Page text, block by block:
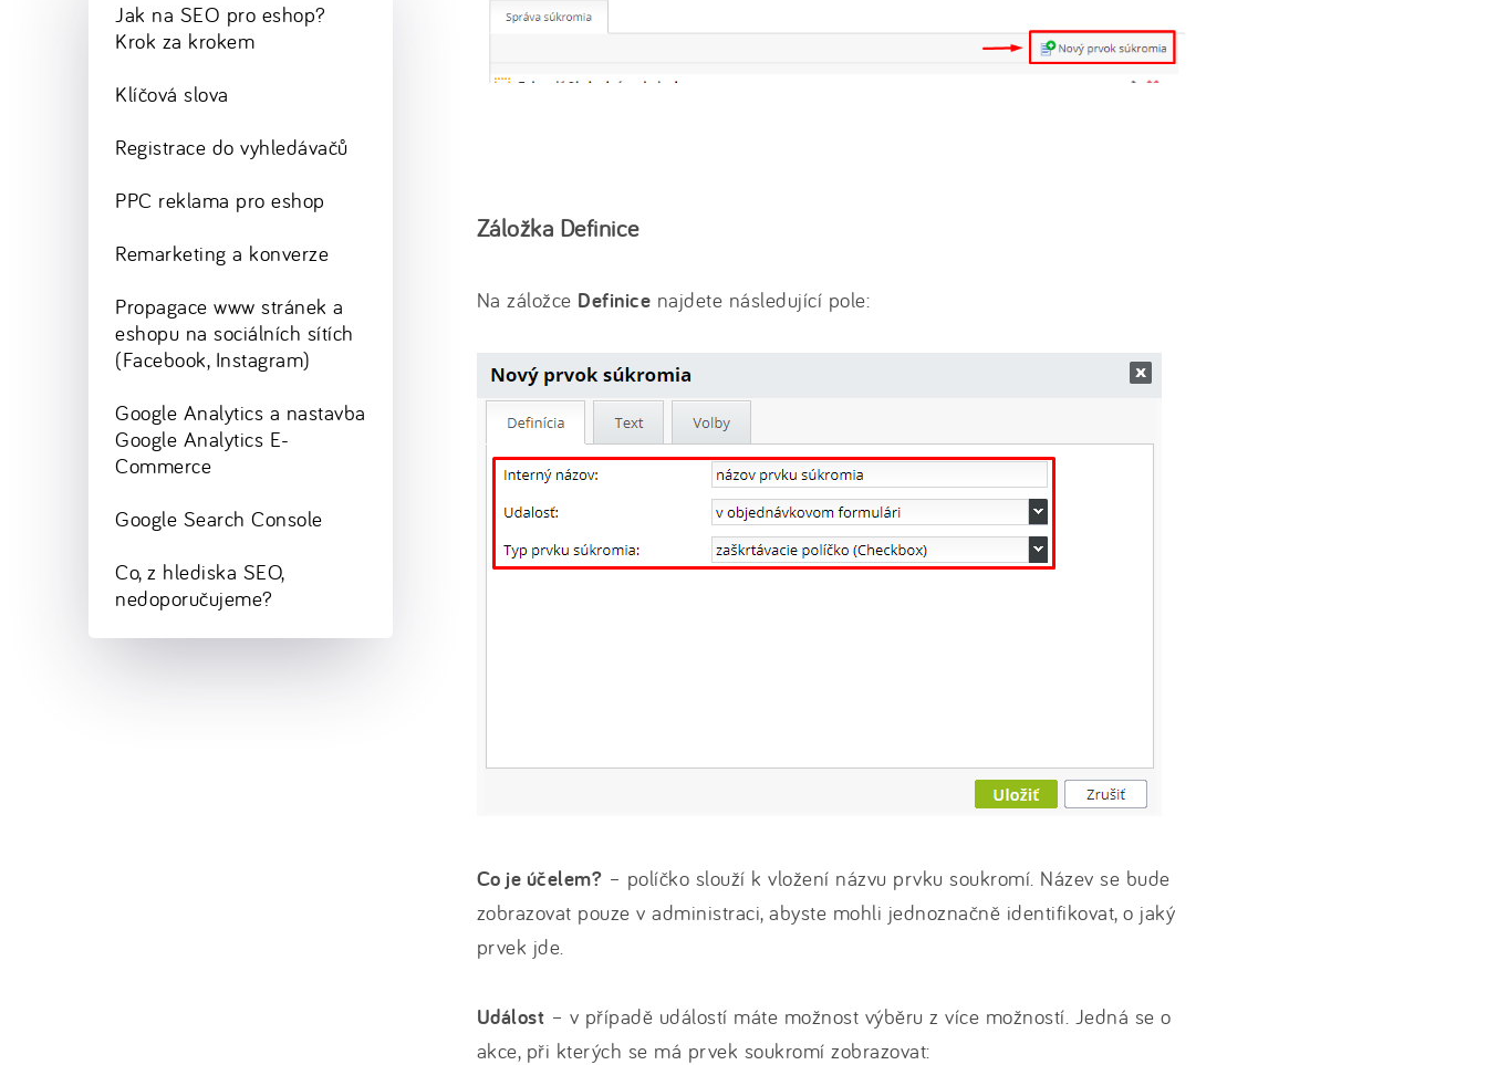
Záložka Definice
Na záložce Definice najdete následující pole:
Co je účelem? – políčko slouží k vložení názvu prvku soukromí. Název se bude
zobrazovat pouze v administraci, abyste mohli jednoznačně identifikovat, o jaký
prvek jde.
Událost – v případě událostí máte možnost výběru z více možností. Jedná se o
akce, při kterých se má prvek soukromí zobrazovat:
Jak na SEO pro eshop?
Krok za krokem
Klíčová slova
Registrace do vyhledávačů
PPC reklama pro eshop
Remarketing a konverze
Propagace www stránek a
eshopu na sociálních sítích
(Facebook, Instagram)
Google Analytics a nastavba
Google Analytics E-
Commerce
Google Search Console
Co, z hlediska SEO,
nedoporučujeme?